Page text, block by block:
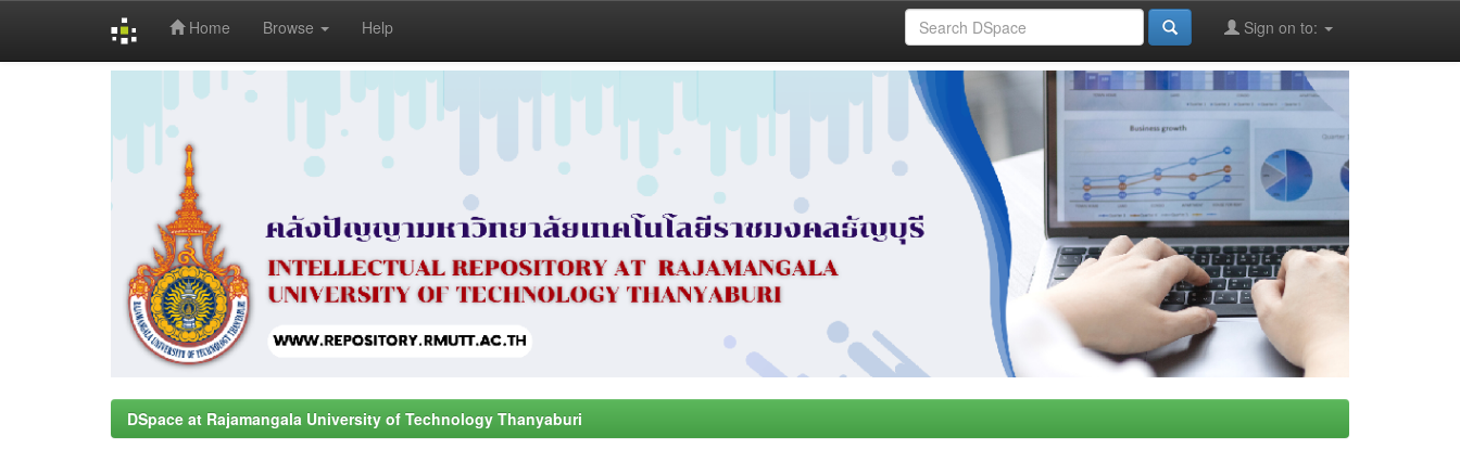
Home Browse Help Sign on to:
DSpace at Rajamangala University of Technology Thanyaburi